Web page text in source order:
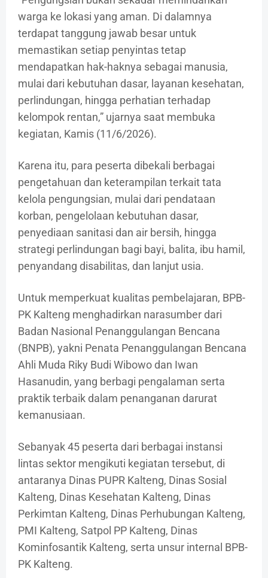
warga ke lokasi yang aman. Di dalamnya
terdapat tanggung jawab besar untuk
memastikan setiap penyintas tetap
mendapatkan hak-haknya sebagai manusia,
mulai dari kebutuhan dasar, layanan kesehatan,
perlindungan, hingga perhatian terhadap
kelompok rentan,” ujarnya saat membuka
kegiatan, Kamis (11/6/2026).
Karena itu, para peserta dibekali berbagai
pengetahuan dan keterampilan terkait tata
kelola pengungsian, mulai dari pendataan
korban, pengelolaan kebutuhan dasar,
penyediaan sanitasi dan air bersih, hingga
strategi perlindungan bagi bayi, balita, ibu hamil,
penyandang disabilitas, dan lanjut usia.
Untuk memperkuat kualitas pembelajaran, BPB-
PK Kalteng menghadirkan narasumber dari
Badan Nasional Penanggulangan Bencana
(BNPB), yakni Penata Penanggulangan Bencana
Ahli Muda Riky Budi Wibowo dan Iwan
Hasanudin, yang berbagi pengalaman serta
praktik terbaik dalam penanganan darurat
kemanusiaan.
Sebanyak 45 peserta dari berbagai instansi
lintas sektor mengikuti kegiatan tersebut, di
antaranya Dinas PUPR Kalteng, Dinas Sosial
Kalteng, Dinas Kesehatan Kalteng, Dinas
Perkimtan Kalteng, Dinas Perhubungan Kalteng,
PMI Kalteng, Satpol PP Kalteng, Dinas
Kominfosantik Kalteng, serta unsur internal BPB-
PK Kalteng.